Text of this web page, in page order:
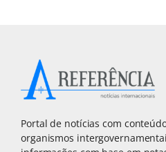
Portal de notícias com
organismos